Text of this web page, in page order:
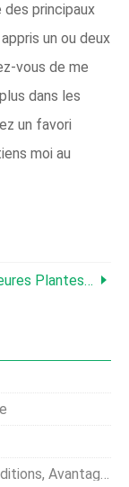
principaux
un ou deux
vous de me
dans les
un favori
moi au
Pour Les Pièces À Faible Luminosité
Avantages